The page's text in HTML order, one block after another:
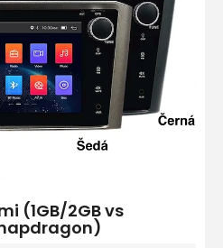
(1GB/2GB vs